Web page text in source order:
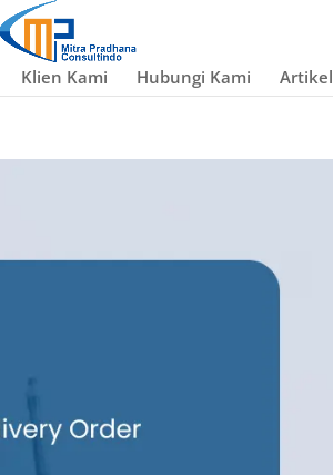
Klien Kami Hubungi Kami Artikel